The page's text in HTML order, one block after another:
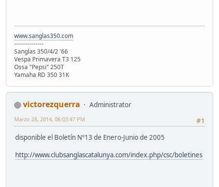
www.sanglas350.com
---------------
Sanglas 350/4/2 '66
Vespa Primavera T3 125
Ossa "Pepsi" 250T
Yamaha RD 350 31K
victorezquerra
Administrator
#1
Marzo 28, 2014, 06:03:47 PM
disponible el Boletín Nº13 de Enero-Junio de 2005
http://www.clubsanglascatalunya.com/index.php/csc/boletines